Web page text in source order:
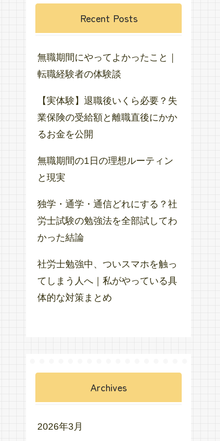
Recent Posts
無職期間にやってよかったこと｜
転職経験者の体験談
【実体験】退職後いくら必要？失
業保険の受給額と離職直後にかか
るお金を公開
無職期間の1日の理想ルーティン
と現実
独学・通学・通信どれにする？社
労士試験の勉強法を全部試してわ
かった結論
社労士勉強中、ついスマホを触っ
てしまう人へ｜私がやっている具
体的な対策まとめ
Archives
2026年3月